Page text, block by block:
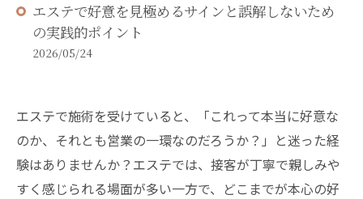
エステで好意を見極めるサインと誤解しないため
の実践的ポイント
2026/05/24
エステで施術を受けていると、「これって本当に好意な
のか、それとも営業の一環なのだろうか？」と迷った経
験はありませんか？エステでは、接客が丁寧で親しみや
すく感じられる場面が多い一方で、どこまでが本心の好